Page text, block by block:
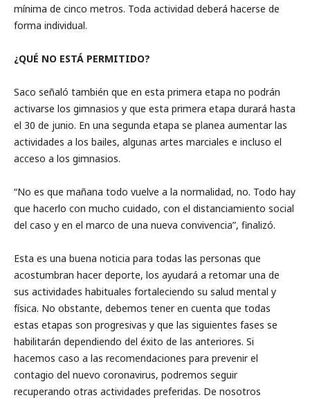
mínima de cinco metros. Toda actividad deberá hacerse de
forma individual.
¿QUÉ NO ESTÁ PERMITIDO?
Saco señaló también que en esta primera etapa no podrán
activarse los gimnasios y que esta primera etapa durará hasta
el 30 de junio. En una segunda etapa se planea aumentar las
actividades a los bailes, algunas artes marciales e incluso el
acceso a los gimnasios.
“No es que mañana todo vuelve a la normalidad, no. Todo hay
que hacerlo con mucho cuidado, con el distanciamiento social
del caso y en el marco de una nueva convivencia”, finalizó.
Esta es una buena noticia para todas las personas que
acostumbran hacer deporte, los ayudará a retomar una de
sus actividades habituales fortaleciendo su salud mental y
física. No obstante, debemos tener en cuenta que todas
estas etapas son progresivas y que las siguientes fases se
habilitarán dependiendo del éxito de las anteriores. Si
hacemos caso a las recomendaciones para prevenir el
contagio del nuevo coronavirus, podremos seguir
recuperando otras actividades preferidas. De nosotros